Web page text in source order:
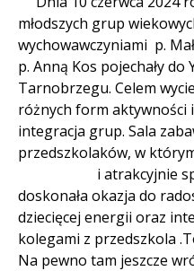
młodszych grup
wychowawczyniami p.
p. Anną Kos
Tarnobrzegu. Celem
różnych form aktywności
integracja grup. Sala
przedszkolaków, w
i atrakcyjnie
doskonała okazja do
dziecięcej energii oraz
kolegami z przedszkola
Na pewno tam jeszcze